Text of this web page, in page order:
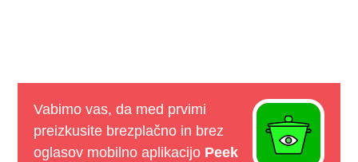
Vabimo vas, da med prvimi
preizkusite brezplačno in brez
oglasov mobilno aplikacijo Peek